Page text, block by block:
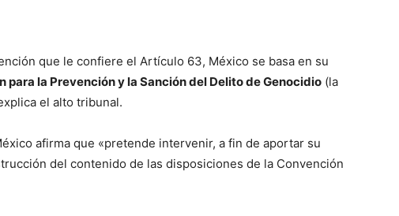
que le confiere el Artículo 63, México se basa en su
para la Prevención y la Sanción del Delito de Genocidio (la
el alto tribunal.
afirma que «pretende intervenir, a fin de aportar su
del contenido de las disposiciones de la Convención